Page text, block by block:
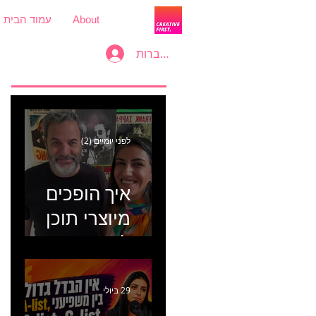
עמוד הבית About
להתחברות
איך הופכים
מיוצרי תוכן
למכונת
קמפיינים? פרק
446 עם יערה
לפני יומיים (2)
29 ביולי